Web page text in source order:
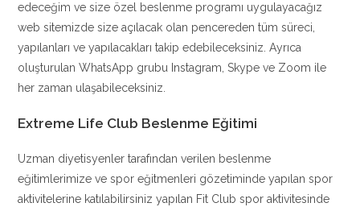
edeceğim ve size özel beslenme programı uygulayacağız
web sitemizde size açılacak olan pencereden tüm süreci,
yapılanları ve yapılacakları takip edebileceksiniz. Ayrıca
oluşturulan WhatsApp grubu Instagram, Skype ve Zoom ile
her zaman ulaşabileceksiniz.
Extreme Life Club Beslenme Eğitimi
Uzman diyetisyenler tarafından verilen beslenme
eğitimlerimize ve spor eğitmenleri gözetiminde yapılan spor
aktivitelerine katılabilirsiniz yapılan Fit Club spor aktivitesinde